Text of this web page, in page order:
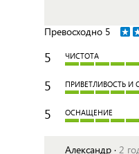
Превосходно 5
5 ЧИСТОТА
5 ПРИВЕТЛИВОСТЬ И
5 ОСНАЩЕНИЕ
Александр · 2